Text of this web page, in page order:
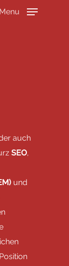
Menu
auch
SEO,
und